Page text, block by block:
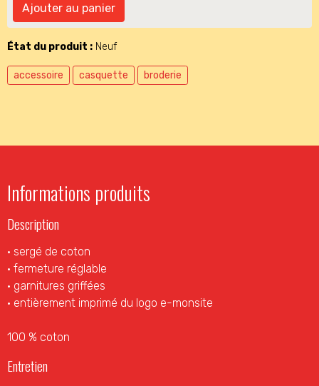
Ajouter au panier
État du produit : Neuf
accessoire casquette broderie
Informations produits
Description
• sergé de coton
• fermeture réglable
• garnitures griffées
• entièrement imprimé du logo e-monsite
100 % coton
Entretien